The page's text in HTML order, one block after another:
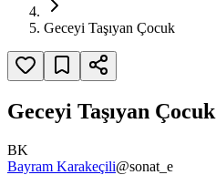
Geceyi Taşıyan Çocuk
Geceyi Taşıyan Çocuk
BK
Bayram Karakeçili@sonat_e